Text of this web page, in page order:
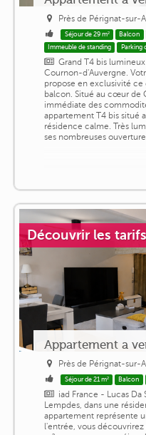
Près de Pérignat-sur-
Séjour de 29 m² Balcon
Immeuble de standing
Parking
Grand T4 bis
Cournon-d'Auvergne.
propose en exclusivité ce
balcon. Situé au cœur de
immédiate des
appartement T4 bis situé
résidence calme. Très
ses nombreuses
Découvrir les tarifs
Appartement a
Près de Pérignat-sur-
Séjour de 21 m² Balcon
iad France - Lucas Da
Lempdes, dans une
appartement représente
l'entrée, vous